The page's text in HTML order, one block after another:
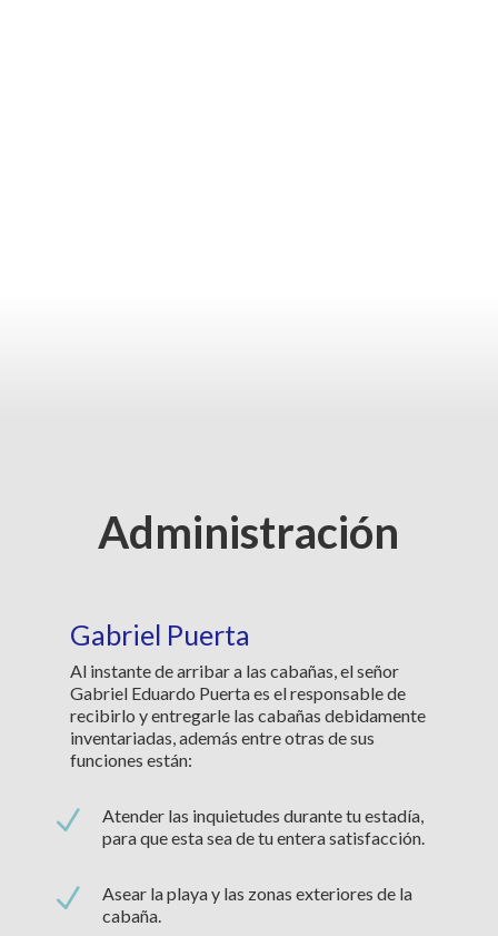
Administración
Gabriel Puerta
Al instante de arribar a las cabañas, el señor
Gabriel Eduardo Puerta es el responsable de
recibirlo y entregarle las cabañas debidamente
inventariadas, además entre otras de sus
funciones están:
N
Atender las inquietudes durante tu estadía,
para que esta sea de tu entera satisfacción.
N
Asear la playa y las zonas exteriores de la
cabaña.